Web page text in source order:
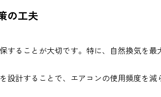
の工夫
ることが大切です。特に、自然換気を最
設計することで、エアコンの使用頻度を減